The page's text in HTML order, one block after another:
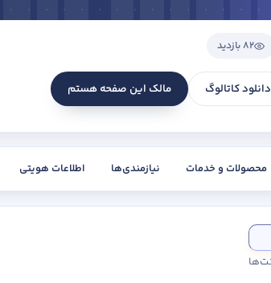
82 بازدید
دانلود کاتالوگ مالک این صفحه هستم
محصولات و خدمات نیازمندی‌ها اطلاعات هویتی